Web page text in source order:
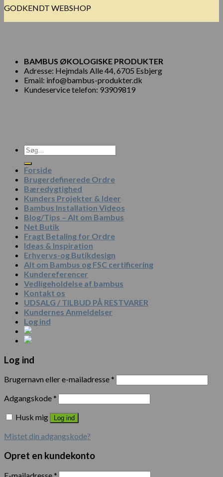
GODKENDT WEBSHOP
BAMBUS ØKOLOGISKE PRODUKTER
Adresse: Hejmdals Alle 44, 6705 Esbjerg
Email: info@bambus-produkter.dk
Kundeservice telefon: 93909819
Søg
efter:
Forside
Brugerdefinerede Ordre
Bæredygtighed
Kunders Projekter & Ideer
Bambus Installation Videos
Blog/Tips – Alt om Bambus
Net Butik
Fragt Betaling for Ordre
Ideas & Inspiration
Erhvervs-og Butikdesign
Alt om Bambus og FSC certificering
Kundereferencer
Vedligeholdelse af bambus
Kontakt os
UDSALG / TILBUD PÅ RESTVARER
Kundernes Anmeldelser
Log ind
Log ind
Brugernavn eller e-mailadresse*
Adgangskode*
Husk mig
Log ind
Mistet din adgangskode?
Opret en kundekonto
E-mailadresse*